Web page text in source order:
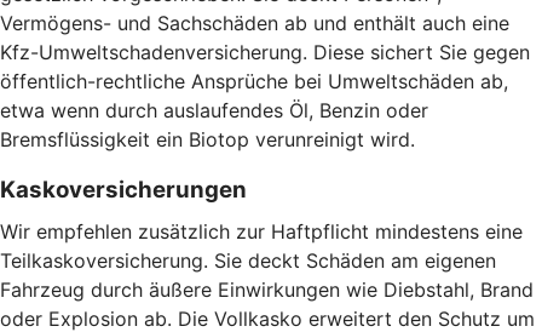
Vermögens- und Sachschäden ab und enthält auch eine
Kfz-Umweltschadenversicherung. Diese sichert Sie gegen
öffentlich-rechtliche Ansprüche bei Umweltschäden ab,
etwa wenn durch auslaufendes Öl, Benzin oder
Bremsflüssigkeit ein Biotop verunreinigt wird.
Kaskoversicherungen
Wir empfehlen zusätzlich zur Haftpflicht mindestens eine
Teilkaskoversicherung. Sie deckt Schäden am eigenen
Fahrzeug durch äußere Einwirkungen wie Diebstahl, Brand
oder Explosion ab. Die Vollkasko erweitert den Schutz um